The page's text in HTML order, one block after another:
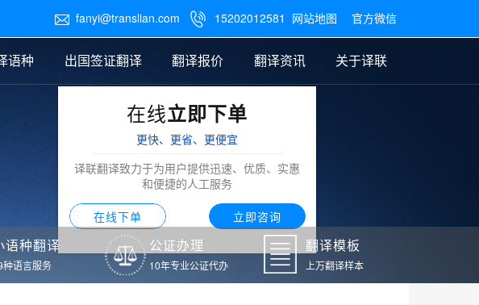
 fanyi@translian.com  15202012581 网站地图 官方微信
图纸翻译
语种 出国签证翻译 翻译报价
笔译翻译报价
翻译资讯
公证样本
关于译联
在线立即下单
更快、更省、更便宜
译联翻译致力于为用户提供迅速、优质、实惠
和便捷的人工服务
在线下单 立即咨询
语种翻译
种语言服务
公证办理
10年专业公证代办
翻译模板
上万翻译样本